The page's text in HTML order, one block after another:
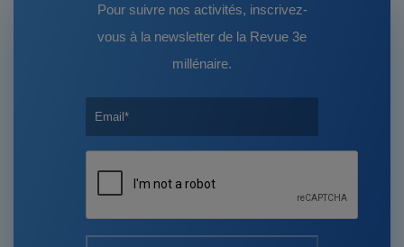
Pour suivre nos activités, inscrivez-
vous à la newsletter de la Revue 3e
millénaire.